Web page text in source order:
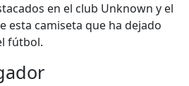
en el club Unknown y el
esta camiseta que ha dejado
fútbol.